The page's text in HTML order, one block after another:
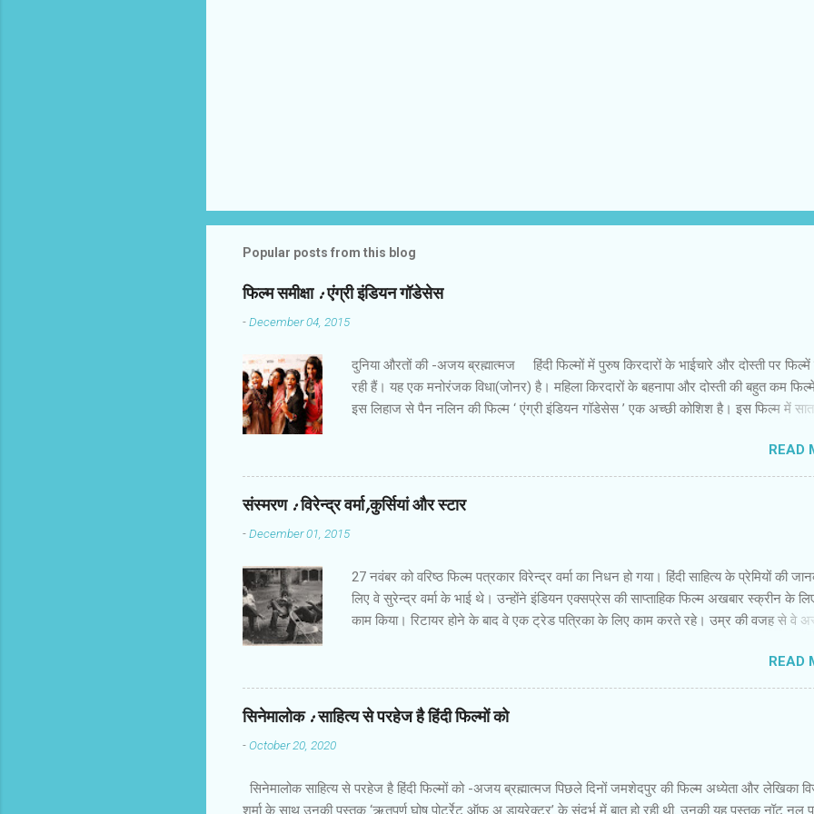
Popular posts from this blog
फिल्‍म समीक्षा : एंग्री इंडियन गॉडेसेस
-December 04, 2015
दुनिया औरतों की -अजय ब्रह्मात्‍मज हिंदी फिल्‍मों में पुरुष किरदारों के भाईचारे और दोस्‍ती पर फिल्‍में
रही हैं। यह एक मनोरंजक विधा(जोनर) है। महिला किरदारों के बहनापा और दोस्‍ती की बहुत कम
इस लिहाज से पैन नलिन की फिल्‍म ‘ एंग्री इंडियन गॉडेसेस ’ एक अच्‍छी कोशिश है। इस फिल्‍म में सात
होती हैं। उनमें से एक की शादी होने वाली है। बाकी लड़कियों में से कुछ की शादी हो चुकी है और कुछ
तक करिअर और जिंदगी की जद्दोजहद में फंसी हैं। पैन नलिन ने उनके इस मिलन में उनकी जिंदगी के
खालीपन,शिकायतों और उम्‍मीदों को रखने की कोशिश की है। फिल्‍म की शुरुआत रोचक है। आरंभिक
मोटाज में हम सातों लड़कियों की जिंदगी की झलक पाते हैं। वे सभी जूझ रही हैं। उन्‍हें इस समाज में
READ
संस्‍मरण : विरेन्‍द्र वर्मा,कुर्सियां और स्‍टार
-December 01, 2015
27 नवंबर को वरिष्‍ठ फिल्‍म पत्रकार विरेन्‍द्र वर्मा का निधन हो गया। हिंदी साहित्‍य के प्रेमियों की
लिए वे सुरेन्‍द्र वर्मा के भाई थे। उन्‍होंने इंडियन एक्‍सप्रेस की साप्‍ताहिक फिल्‍म अखबार स्‍क्रीन के
काम किया। रिटायर होने के बाद वे एक ट्रेड पत्रिका के लिए काम करते रहे। उम्र की वजह से वे
आलोचना करते हैं। मैंने विरेन्‍द्र वर्मा को कभी दुखी और नाराज नहीं देखा। इधर वे फिल्‍मों के प्रिव्‍यू
आते थे और कभी सीट या कुर्सी खाली नहीं मिलती थी तो भी वे कुढ़ते नहीं थे। आने लिए जगह खोज
चुपचाप बैठ जाते थे। हिंदी फिल्‍म इंडस्‍ट्री का पुराना दस्‍तूर है कि स्‍टार हो या पत्रकार...यहां ताकतवर
उदीयमान को सभी सलाम करते हैं। समय के साथ विरेन्‍द्र वर्मा की भूमिका नेपथ्‍य में चली गई थी।
READ
सिनेमालोक : साहित्य से परहेज है हिंदी फिल्मों को
-October 20, 2020
सिनेमालोक साहित्य से परहेज है हिंदी फिल्मों को -अजय ब्रह्मात्मज पिछले दिनों जमशेदपुर की फिल्म अध्येता और लेखिका
शर्मा के साथ उनकी पुस्तक ‘ऋतुपर्ण घोष पोर्ट्रेट ऑफ अ डायरेक्टर’ के संदर्भ में बात हो रही थी. उनकी यह पुस्तक नॉट नल